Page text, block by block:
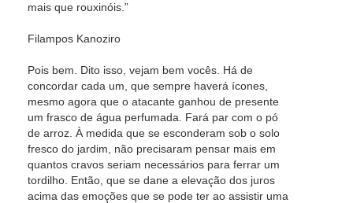
mais que rouxinóis.”
Filampos Kanoziro
Pois bem. Dito isso, vejam bem vocês. Há de
concordar cada um, que sempre haverá ícones,
mesmo agora que o atacante ganhou de presente
um frasco de água perfumada. Fará par com o pó
de arroz. À medida que se esconderam sob o solo
fresco do jardim, não precisaram pensar mais em
quantos cravos seriam necessários para ferrar um
tordilho. Então, que se dane a elevação dos juros
acima das emoções que se pode ter ao assistir uma